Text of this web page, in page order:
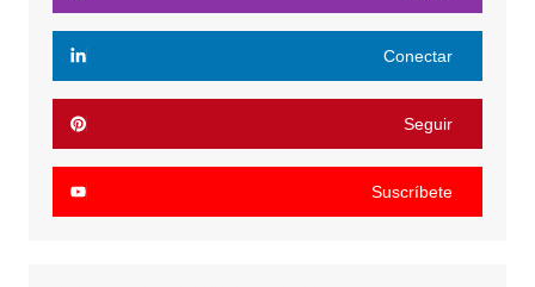
Conectar
Seguir
Suscríbete